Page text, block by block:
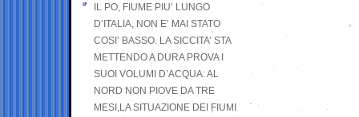
IL PO, FIUME PIU’ LUNGO
D’ITALIA, NON E’ MAI STATO
COSI’ BASSO. LA SICCITA’ STA
METTENDO A DURA PROVA I
SUOI VOLUMI D’ACQUA: AL
NORD NON PIOVE DA TRE
MESI,LA SITUAZIONE DEI FIUMI